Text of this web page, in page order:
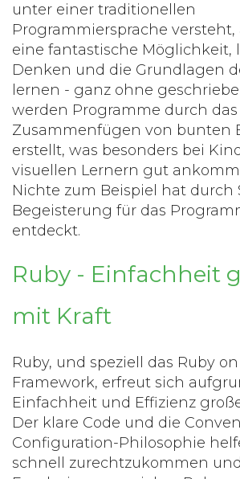
unter einer traditionellen
Programmiersprache versteht,
eine fantastische Möglichkeit,
Denken und die Grundlagen
lernen - ganz ohne
werden Programme durch das
Zusammenfügen von bunten
erstellt, was besonders bei
visuellen Lernern gut
Nichte zum Beispiel hat durch
Begeisterung für das
entdeckt.
Ruby - Einfachheit
mit Kraft
Ruby, und speziell das Ruby
Framework, erfreut sich
Einfachheit und Effizienz
Der klare Code und die
Configuration-Philosophie
schnell zurechtzukommen